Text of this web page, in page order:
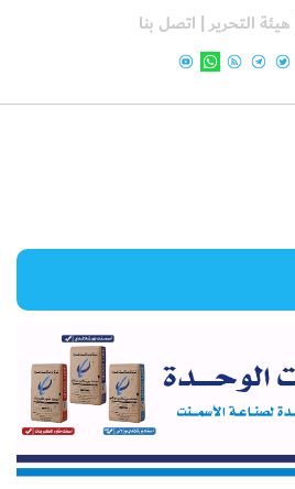
هيئة التحرير | اتصل بنا